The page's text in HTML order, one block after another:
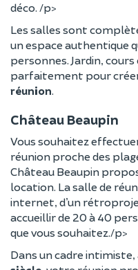
déco. /p>
Les salles sont
un espace authentique
personnes. Jardin,
parfaitement pour
réunion.
Château Beaupin
Vous souhaitez
réunion proche des
Château Beaupin
location. La salle de
internet, d’un
accueillir de 20 à 40
que vous souhaitez./p>
Dans un cadre intimiste,